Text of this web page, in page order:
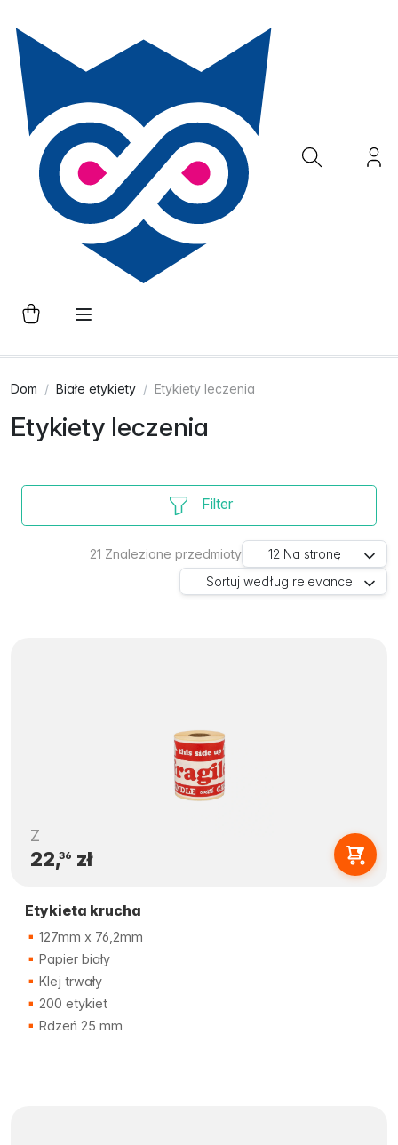
Dom Białe etykiety Etykiety leczenia
Etykiety leczenia
Filter
21 Znalezione przedmioty 12 Na stronę
Sortuj według relevance
Z
22,36 zł
Etykieta krucha
127mm x 76,2mm
Papier biały
Klej trwały
200 etykiet
Rdzeń 25 mm